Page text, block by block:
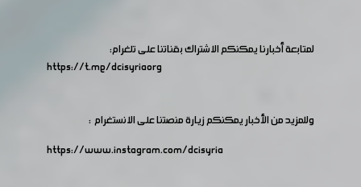
لمتابعة أخبارنا يمكنكم الاشتراك بقناتنا على تلغرام:
https://t.me/dcisyriaorg
وللمزيد من الأخبار يمكنكم زيارة منصتنا على الانستغرام :
https://www.instagram.com/dcisyria​